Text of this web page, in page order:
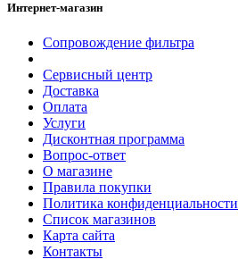
Интернет-магазин
Сопровождение фильтра
Сервисный центр
Доставка
Оплата
Услуги
Дисконтная программа
Вопрос-ответ
О магазине
Правила покупки
Политика конфиденциальности
Список магазинов
Карта сайта
Контакты